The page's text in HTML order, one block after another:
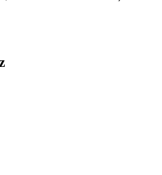
150 W güç çıkışlı ve şık